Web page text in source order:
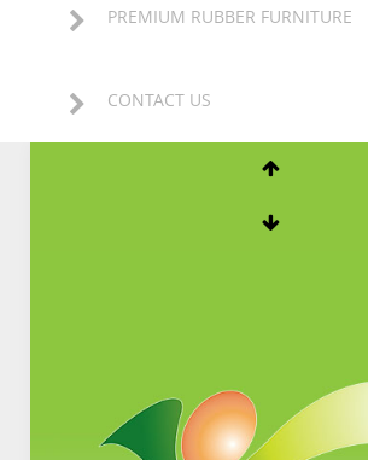
PREMIUM RUBBER FURNITURE
CONTACT US